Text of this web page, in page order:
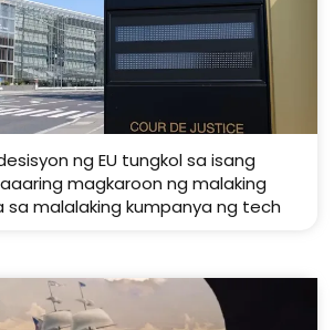
ng EU tungkol sa isang
magkaroon ng malaking
sa malalaking kumpanya ng tech